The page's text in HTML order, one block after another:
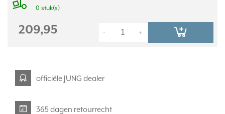
0 stuk(s)
209,95 +
-
officiële JUNG dealer
365 dagen retourrecht